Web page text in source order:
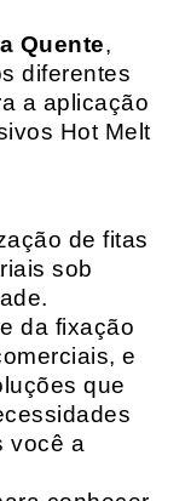
Quente,
diferentes
a aplicação
Hot Melt
de fitas
sob
da fixação
e
que
você a